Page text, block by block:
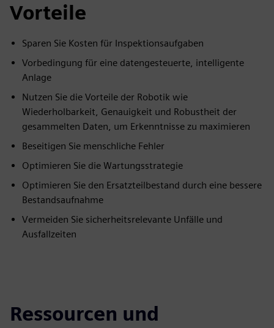
Vorteile
Sparen Sie Kosten für Inspektionsaufgaben
Vorbedingung für eine datengesteuerte, intelligente
Anlage
Nutzen Sie die Vorteile der Robotik wie
Wiederholbarkeit, Genauigkeit und Robustheit der
gesammelten Daten, um Erkenntnisse zu maximieren
Beseitigen Sie menschliche Fehler
Optimieren Sie die Wartungsstrategie
Optimieren Sie den Ersatzteilbestand durch eine bessere
Bestandsaufnahme
Vermeiden Sie sicherheitsrelevante Unfälle und
Ausfallzeiten
Ressourcen und